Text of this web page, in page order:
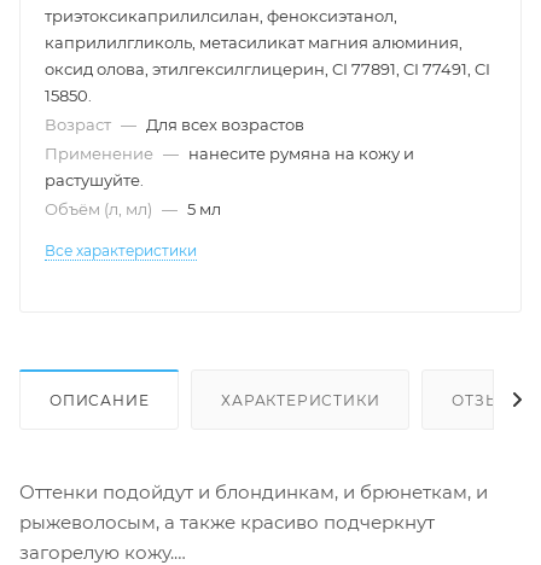
триэтоксикаприлилсилан, феноксиэтанол,
каприлилгликоль, метасиликат магния алюминия,
оксид олова, этилгексилглицерин, CI 77891, CI 77491, CI
15850.
Возраст — Для всех возрастов
Применение — нанесите румяна на кожу и
растушуйте.
Объём (л, мл) — 5 мл
Все характеристики
ОПИСАНИЕ ХАРАКТЕРИСТИКИ ОТЗЫВЫ
Оттенки подойдут и блондинкам, и брюнеткам, и
рыжеволосым, а также красиво подчеркнут
загорелую кожу.